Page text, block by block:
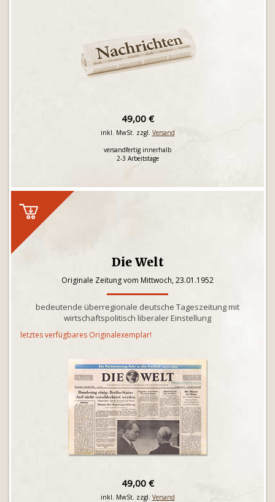
49,00 €
inkl. MwSt. zzgl. Versand
versandfertig innerhalb
2-3 Arbeitstage
Die Welt
Originale Zeitung vom Mittwoch, 23.01.1952
bedeutende überregionale deutsche Tageszeitung mit
wirtschaftspolitisch liberaler Einstellung
letztes verfügbares Originalexemplar!
49,00 €
inkl. MwSt. zzgl. Versand